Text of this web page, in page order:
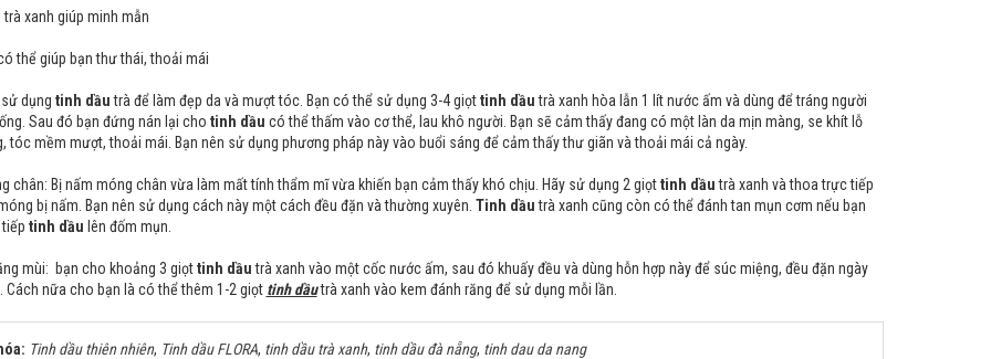
trà xanh giúp minh mẫn
thể giúp bạn thư thái, thoải mái
dụng tinh dầutrà để làm đẹp da và mượt tóc. Bạn có thể sử dụng 3-4 giọttinh dầutrà xanh hòa lẫn 1 lít nước ấm và dùng để tráng người
Sau đó bạn đứng nán lại cho tinh dầu có thể thấm vào cơ thể, lau khô người. Bạn sẽ cảm thấy đang có một làn da mịn màng, se khít lỗ
tóc mềm mượt, thoải mái. Bạn nên sử dụng phương pháp này vào buổi sáng để cảm thấy thư giãn và thoải mái cả ngày.
chân: Bị nấm móng chân vừa làm mất tính thẩm mĩ vừa khiến bạn cảm thấy khó chịu. Hãy sử dụng 2 giọttinh dầutrà xanh và thoa trực tiếp
bị nấm. Bạn nên sử dụng cách này một cách đều đặn và thường xuyên. Tinh dầutrà xanh cũng còn có thể đánh tan mụn cơm nếu bạn
tinh dầu lên đốm mụn.
mùi: bạn cho khoảng 3 giọttinh dầutrà xanh vào một cốc nước ấm, sau đó khuấy đều và dùng hỗn hợp này để súc miệng, đều đặn ngày
Cách nữa cho bạn là có thể thêm 1-2 giọt tinh dầutrà xanh vào kem đánh răng để sử dụng mỗi lần.
Tinh dầu thiên nhiên, Tinh dầu FLORA, tinh dầu trà xanh, tinh dầu đà nẵng, tinh dau da nang